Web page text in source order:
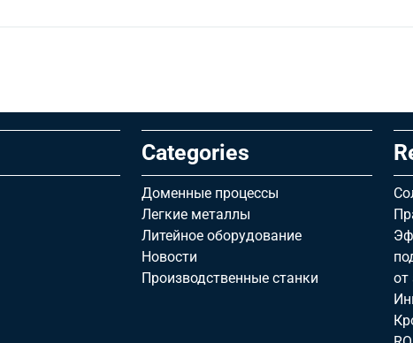
Categories
Доменные процессы
Легкие металлы
Литейное оборудование
Новости
Производственные станки
от